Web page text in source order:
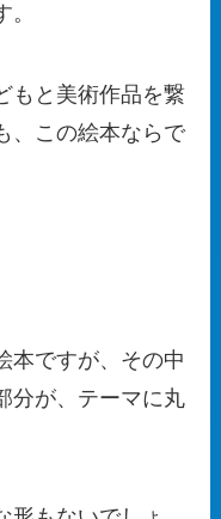
もと美術作品を繋
、この絵本ならで
本ですが、その中
分が、テーマに丸